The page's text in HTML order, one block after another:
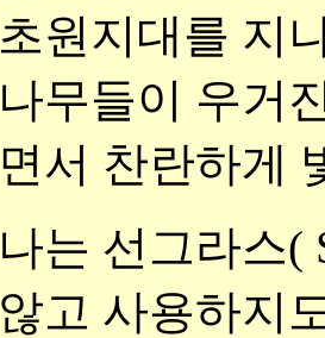
초원지대를 지
나무들이 우거
면서 찬란하게
나는 선그라스(
않고 사용하지